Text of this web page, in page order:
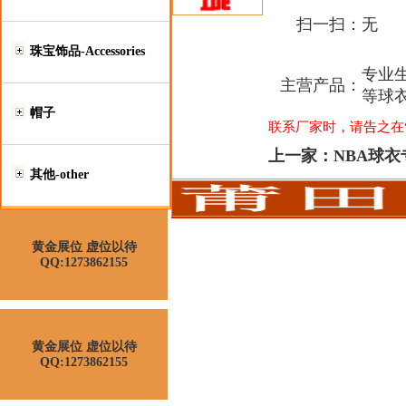
珠宝饰品-Accessories
帽子
其他-other
黄金展位 虚位以待
QQ:1273862155
黄金展位 虚位以待
QQ:1273862155
扫一扫： 无
主营产品：
专业
等球
联系厂家时，请告之
上一家： NBA球衣